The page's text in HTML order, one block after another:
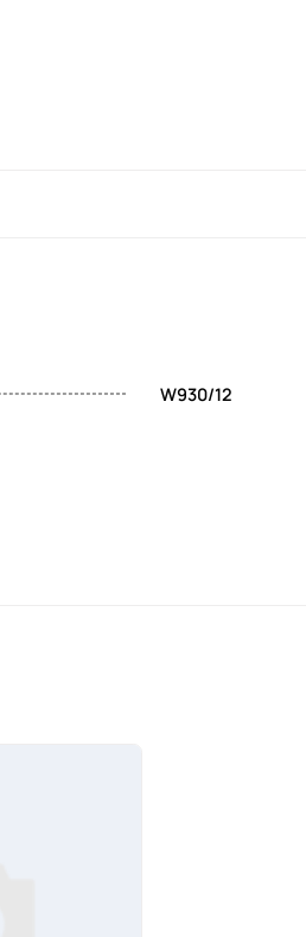
W930/12